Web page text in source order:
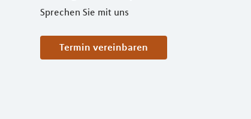
Sprechen Sie mit uns
Termin vereinbaren